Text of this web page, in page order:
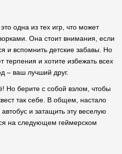
одна из тех игр, что может
Она стоит внимания, если
и вспомнить детские забавы. Но
терпения и хотите избежать всех
– ваш лучший друг.
Но берите с собой взлом, чтобы
так себе. В общем, настало
и затащить эту веселую
на следующем геймерском